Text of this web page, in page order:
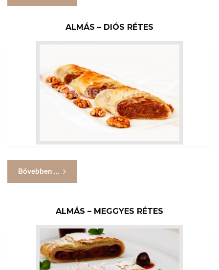
ALMÁS – DIÓS RÉTES
Bővebben ...
ALMÁS – MEGGYES RÉTES